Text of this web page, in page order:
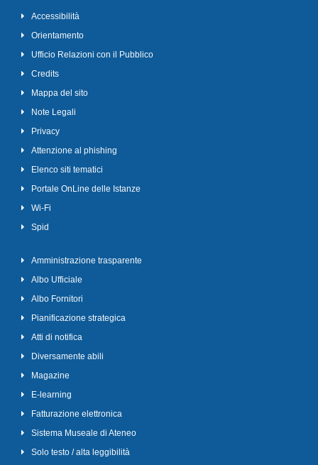
Accessibilità
Orientamento
Ufficio Relazioni con il Pubblico
Credits
Mappa del sito
Note Legali
Privacy
Attenzione al phishing
Elenco siti tematici
Portale OnLine delle Istanze
Wi-Fi
Spid
Amministrazione trasparente
Albo Ufficiale
Albo Fornitori
Pianificazione strategica
Atti di notifica
Diversamente abili
Magazine
E-learning
Fatturazione elettronica
Sistema Museale di Ateneo
Solo testo / alta leggibilità